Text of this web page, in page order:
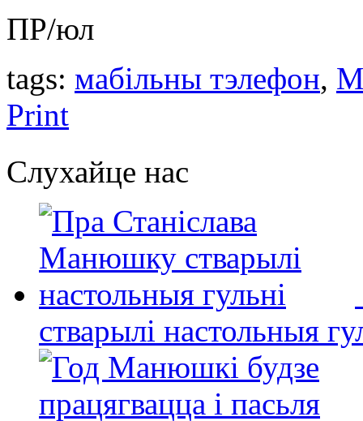
ПР/юл
tags: мабільны тэлефон,
Print
Слухайце нас
стварылі настольныя